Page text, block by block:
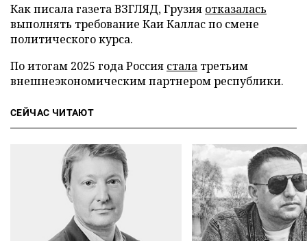
Как писала газета ВЗГЛЯД, Грузия отказалась
выполнять требование Каи Каллас по смене
политического курса.
По итогам 2025 года Россия стала третьим
внешнеэкономическим партнером республики.
СЕЙЧАС ЧИТАЮТ